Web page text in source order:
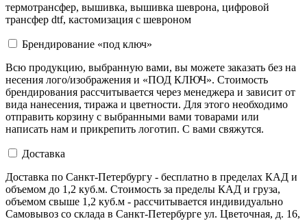
термотрансфер, вышивка, вышивка шеврона, цифровой
трансфер dtf, кастомизация с шевроном
Брендирование «под ключ»
Всю продукцию, выбранную вами, вы можете заказать без на
несения лого/изображения и «ПОД КЛЮЧ». Стоимость
брендирования рассчитывается через менеджера и зависит от
вида нанесения, тиража и цветности. Для этого необходимо
отправить корзину с выбранными вами товарами или
написать нам и прикрепить логотип. С вами свяжутся.
Доставка
Доставка по Санкт-Петербургу - бесплатно в пределах КАД и
объемом до 1,2 куб.м. Стоимость за пределы КАД и груза,
объемом свыше 1,2 куб.м - рассчитывается индивидуально
Самовывоз со склада в Санкт-Петербурге ул. Цветочная, д. 16,